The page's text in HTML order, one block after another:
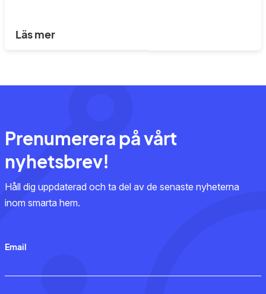
Läs mer
Prenumerera på vårt
nyhetsbrev!
Håll dig uppdaterad och ta del av de senaste nyheterna
inom smarta hem.
Email